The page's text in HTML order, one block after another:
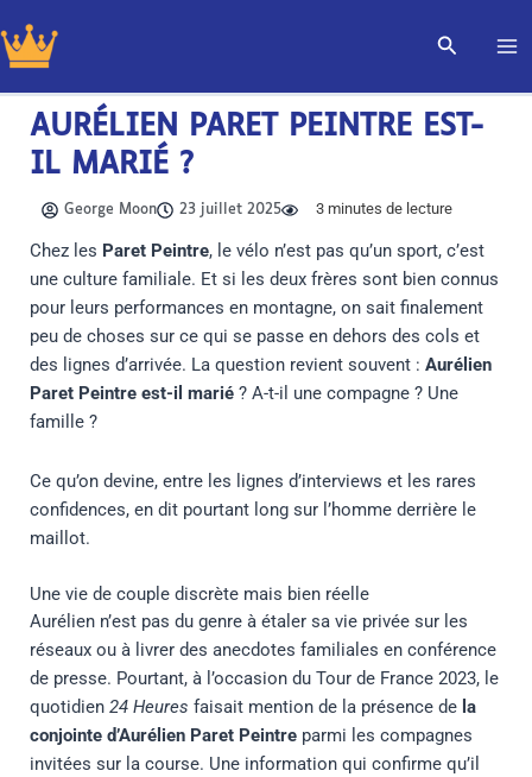
au
contenu
AURÉLIEN PARET PEINTRE EST-
IL MARIÉ ?
George Moon 23 juillet 2025 3minutes de lecture
Chez les Paret Peintre, le vélo n’est pas qu’un sport, c’est
une culture familiale. Et si les deux frères sont bien connus
pour leurs performances en montagne, on sait finalement
peu de choses sur ce qui se passe en dehors des cols et
des lignes d’arrivée. La question revient souvent : Aurélien
Paret Peintre est-il marié? A-t-il une compagne ? Une
famille ?
Ce qu’on devine, entre les lignes d’interviews et les rares
confidences, en dit pourtant long sur l’homme derrière le
maillot.
Une vie de couple discrète mais bien réelle
Aurélien n’est pas du genre à étaler sa vie privée sur les
réseaux ou à livrer des anecdotes familiales en conférence
de presse. Pourtant, à l’occasion du Tour de France 2023, le
quotidien 24 Heures faisait mention de la présence de la
conjointe d’Aurélien Paret Peintreparmi les compagnes
invitées sur la course. Une information qui confirme qu’il